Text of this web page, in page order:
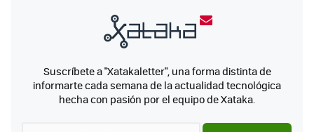
Suscríbete a "Xatakaletter", una forma distinta de
informarte cada semana de la actualidad tecnológica
hecha con pasión por el equipo de Xataka.